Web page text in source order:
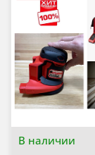
В наличии